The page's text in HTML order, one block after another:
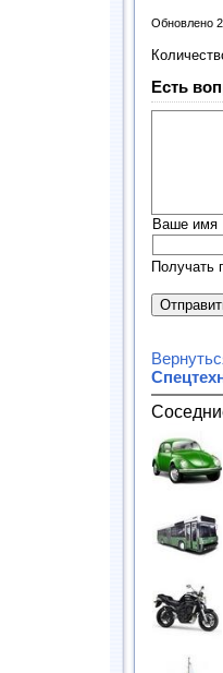
Обновлено
Есть
Ваше имя
Получать